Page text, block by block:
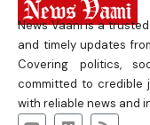
News Vaani is a
and timely updates
Covering politics,
committed to credible
with reliable news and